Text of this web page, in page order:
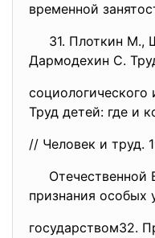
временной
31. Плоткин М.,
Дармодехин С.
социологического
Труд детей: где и
// Человек и труд.
Отечественной
признания особых
государством32.